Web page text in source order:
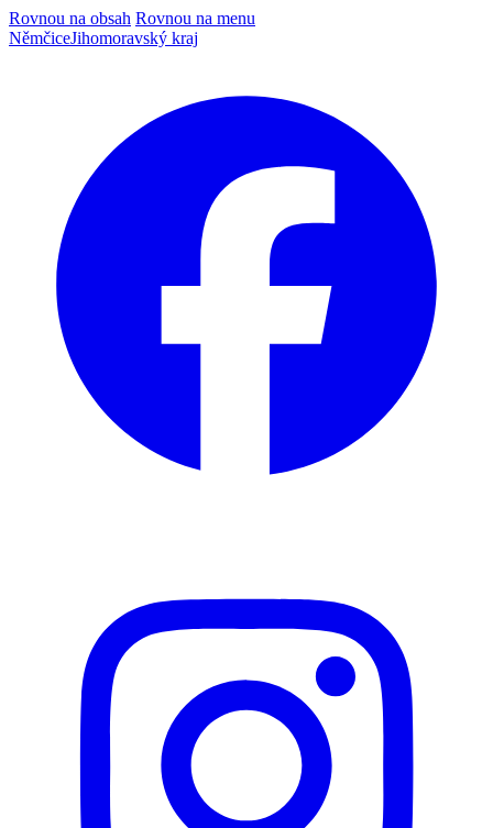
Rovnou na obsah Rovnou na menu
NěmčiceJihomoravský kraj